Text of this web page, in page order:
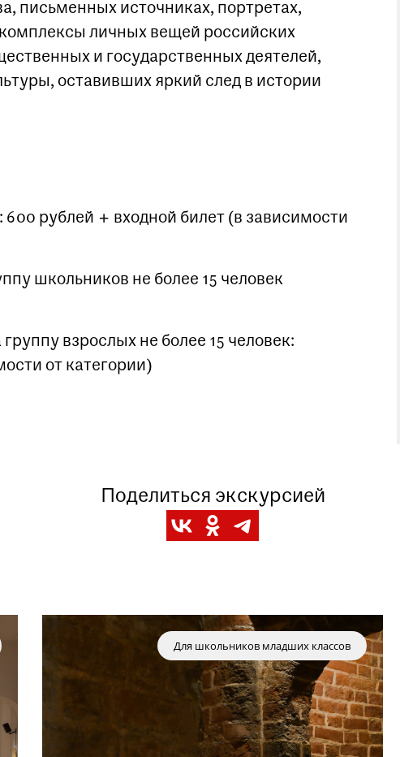
письменных источниках, портретах,
личных вещей российских
и государственных деятелей,
оставивших яркий след в истории
рублей + входной билет (в зависимости
школьников не более 15 человек
взрослых не более 15 человек:
от категории)
Поделиться экскурсией
Для школьников младших классов